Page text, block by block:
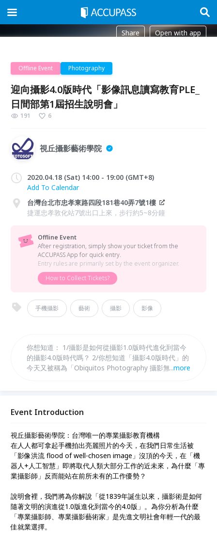
Share Open with app
Offline Event Photography
迎向攝影4.0版時代「影像訊息讀寫教育PLE_
日間部第1屆招生說明會」
191 6
視丘攝影藝術學院
2020.04.18 (Sat) 14:00 - 19:00 (GMT+8)
Add To Calendar
台灣台北市忠孝東路四段181巷40弄7號1樓
捷運忠孝敦化站7號出口上來，步行約5~8分鐘
Offline Event
After registration, simply show your ticket from the
ACCUPASS App for quick entry.
Entry rules are primarily set by the event organizer.
How to Collect Tickets?
手機攝影 藝術 攝影 影像
你想知道： 1/攝影是如何從攝影1.0版時代進化到當今
的攝影4.0版時代嗎？ 2/你想知道「攝影4.0版時代」的
今天又被稱為「Obiquitos Photography 攝影無所不
影像當文字使用的「攝影文功」嗎？ 請不要錯過這場
...more
Event Introduction
視丘攝影藝術學院：台灣唯一的專業攝影教育機構
在人人都可拿起手機拍出亮麗照片的今天，在我們日常生活被
「影像洪流 flood of well-chosen image」沒頂的今天，在「機
器人+人工智慧」即將取代人類大部分工作的近未來，為什麼「專
業攝影師」反而能站在前所未有的工作優勢？
說明會裡，我們將為你解說「從1839年誕生以來，攝影術是如何
隨著文明的演進從1.0版進化到當今的4.0版」。為你分析為什麼
「專業攝影師、專業攝影藝術家」是先進文明社會年輕一代的最
佳就業選擇。